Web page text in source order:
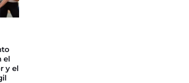
el
y el